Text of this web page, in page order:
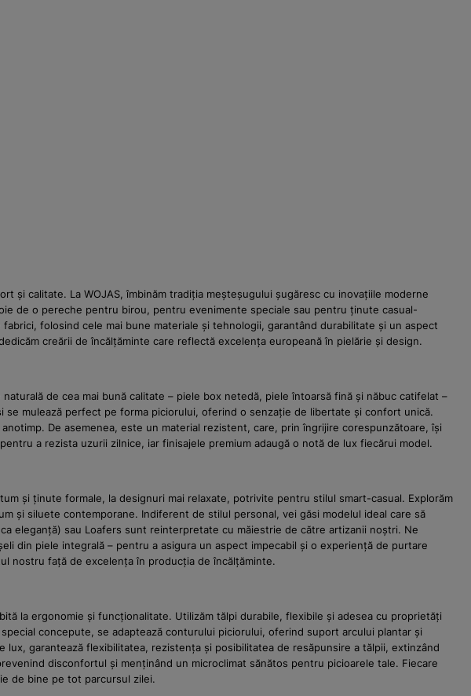
calitate. La WOJAS, îmbinăm tradiția meșteșugului șugăresc cu inovațiile moderne
de o pereche pentru birou, pentru evenimente speciale sau pentru ținute casual-
folosind cele mai bune materiale și tehnologii, garantând durabilitate și un aspect
creării de încălțăminte care reflectă excelența europeană în pielărie și design.
de cea mai bună calitate – piele box netedă, piele întoarsă fină și năbuc catifelat –
mulează perfect pe forma piciorului, oferind o senzație de libertate și confort unică.
De asemenea, este un material rezistent, care, prin îngrijire corespunzătoare, își
a rezista uzurii zilnice, iar finisajele premium adaugă o notă de lux fiecărui model.
și ținute formale, la designuri mai relaxate, potrivite pentru stilul smart-casual. Explorăm
și siluete contemporane. Indiferent de stilul personal, vei găsi modelul ideal care să
eleganță) sau Loafers sunt reinterpretate cu măiestrie de către artizanii noștri. Ne
din piele integrală – pentru a asigura un aspect impecabil și o experiență de purtare
nostru față de excelența în producția de încălțăminte.
la ergonomie și funcționalitate. Utilizăm tălpi durabile, flexibile și adesea cu proprietăți
concepute, se adaptează conturului piciorului, oferind suport arcului plantar și
garantează flexibilitatea, rezistența și posibilitatea de resăpunsire a tălpii, extinzând
disconfortul și menținând un microclimat sănătos pentru picioarele tale. Fiecare
de bine pe tot parcursul zilei.